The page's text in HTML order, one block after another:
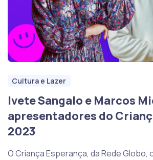
Cultura e Lazer
Ivete Sangalo e Marcos
apresentadores do
2023
O Criança Esperança, da Rede Globo,